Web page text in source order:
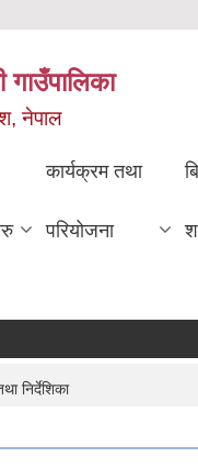
गाउँपालिका
नेपाल
कार्यक्रम तथा
परियोजना
निर्देशिका